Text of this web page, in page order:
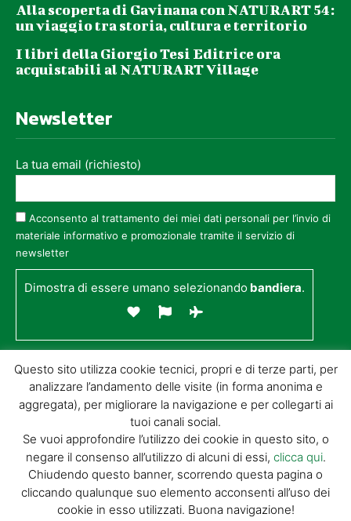
Alla scoperta di Gavinana con NATURART 54:
un viaggio tra storia, cultura e territorio
I libri della Giorgio Tesi Editrice ora
acquistabili al NATURART Village
Newsletter
La tua email (richiesto)
Acconsento al trattamento dei miei dati personali per l’invio di
materiale informativo e promozionale tramite il servizio di
newsletter
Dimostra di essere umano selezionando bandiera.
© GIORGIO TESI EDITRICE S.R.L. | P.IVA
01732650476 | VIA DI BADIA 14 – 51100 LOC.
BOTTEGONE (PISTOIA) |POWERED BY
ALLYMIND
Questo sito utilizza cookie tecnici, propri e di terze parti, per
analizzare l’andamento delle visite (in forma anonima e
aggregata), per migliorare la navigazione e per collegarti ai
tuoi canali social.
Se vuoi approfondire l’utilizzo dei cookie in questo sito, o
negare il consenso all’utilizzo di alcuni di essi, clicca qui.
Chiudendo questo banner, scorrendo questa pagina o
cliccando qualunque suo elemento acconsenti all’uso dei
cookie in esso utilizzati. Buona navigazione!